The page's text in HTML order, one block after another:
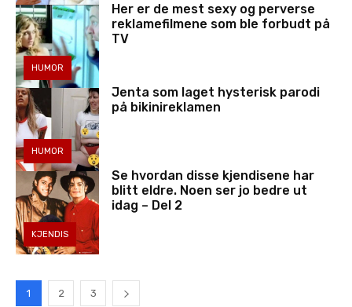
HUMOR
Her er de mest sexy og perverse
reklamefilmene som ble forbudt på
TV
HUMOR
Jenta som laget hysterisk parodi
på bikinireklamen
KJENDIS
Se hvordan disse kjendisene har
blitt eldre. Noen ser jo bedre ut
idag – Del 2
1 2 3